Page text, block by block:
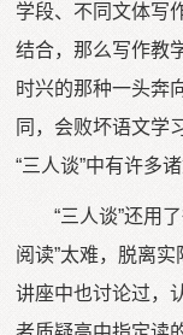
学段、不同文体写
结合，那么写作教
时兴的那种一头奔
同，会败坏语文学
“三人谈”中有许多
“三人谈”还用
阅读”太难，脱离
讲座中也讨论过，